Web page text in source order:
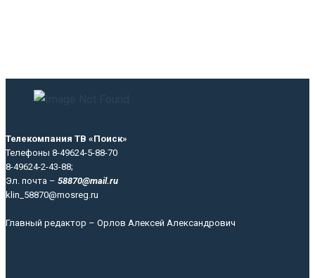
Телекомпания ТВ «Поиск»
Телефоны 8-49624-5-88-70
8-49624-2-43-88;
Эл. почта – 58870@mail.ru
klin_58870@mosreg.ru
Главный редактор – Орлов Алексей Александрович